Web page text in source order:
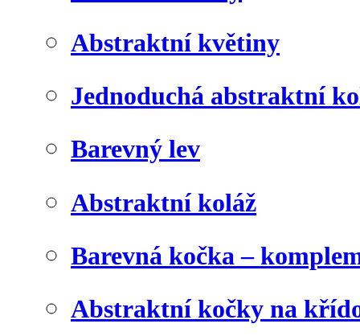
Abstraktní květiny
Jednoduchá abstraktní
Barevný lev
Abstraktní koláž
Barevná kočka –
Abstraktní kočky na